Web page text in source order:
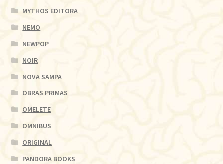
MYTHOS EDITORA
NEMO
NEWPOP
NOIR
NOVA SAMPA
OBRAS PRIMAS
OMELETE
OMNIBUS
ORIGINAL
PANDORA BOOKS